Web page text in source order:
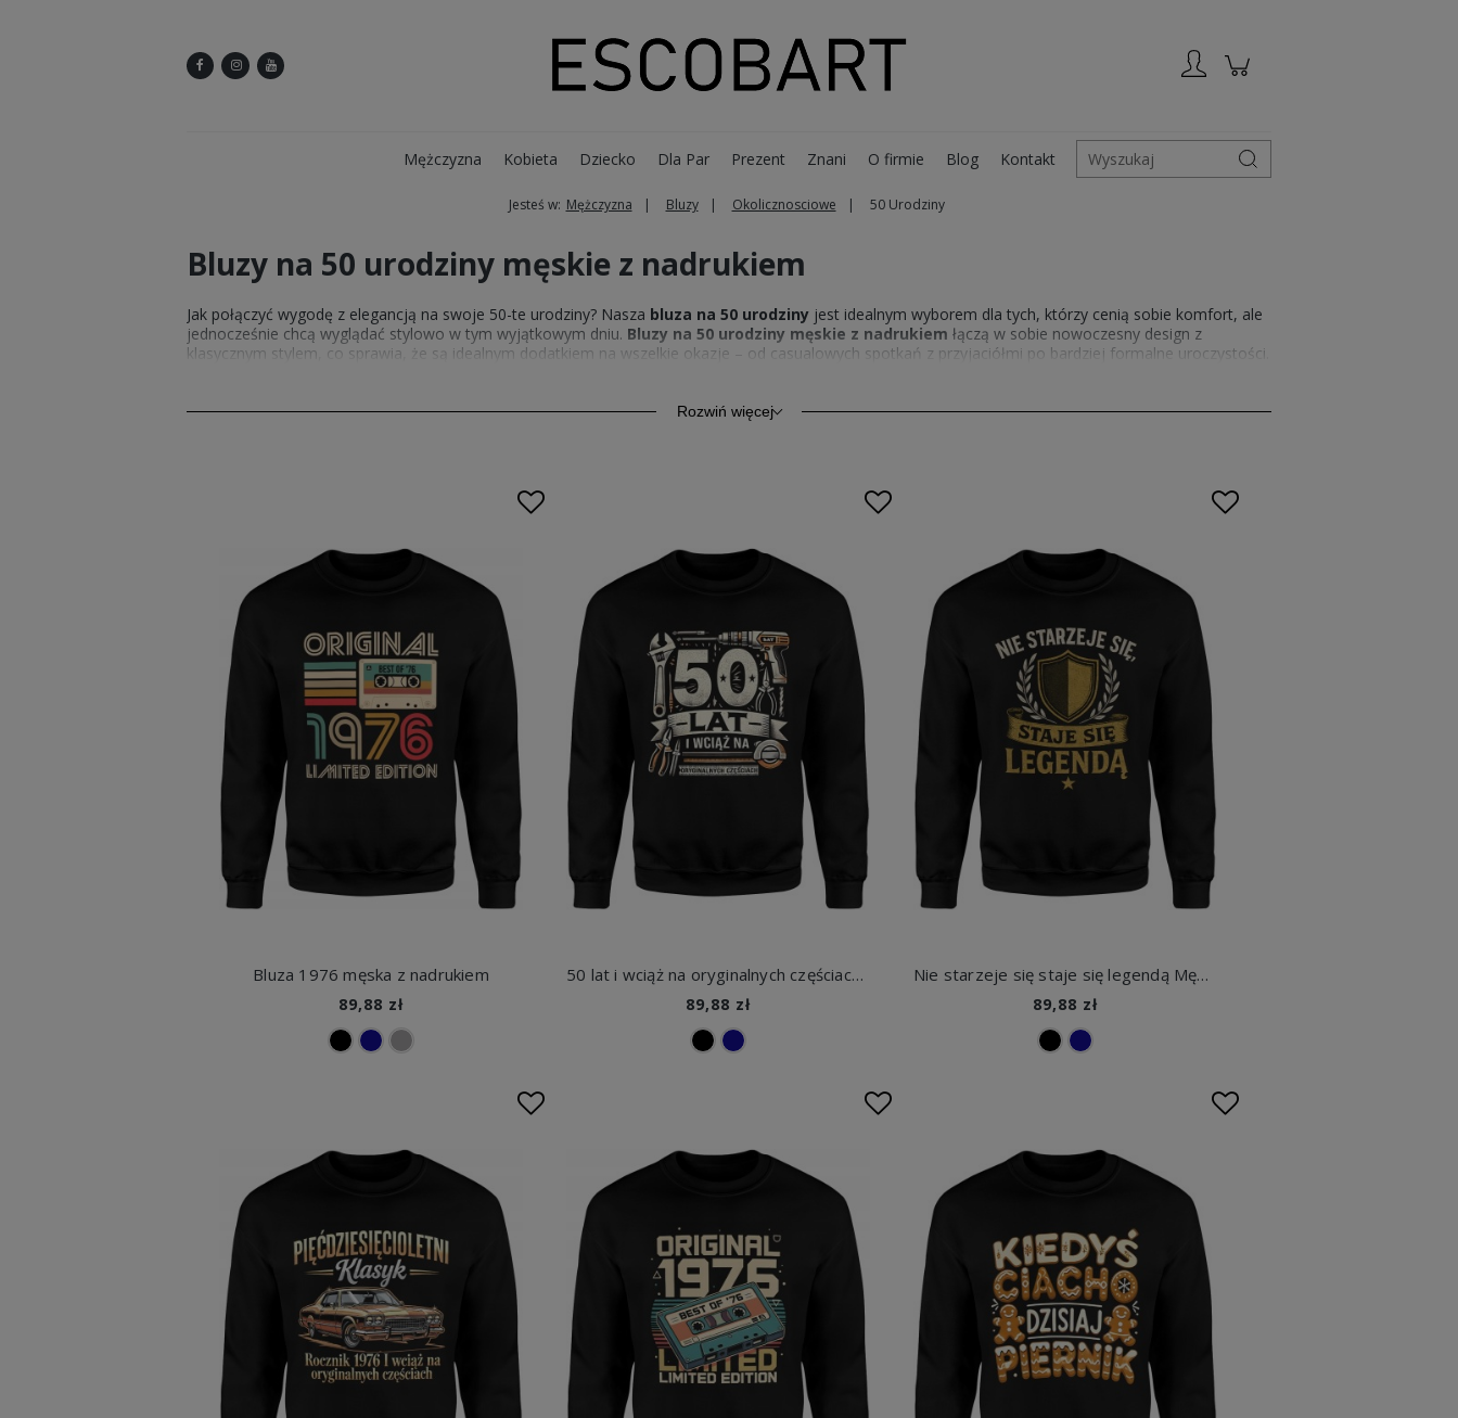
Mężczyzna Kobieta Dziecko Dla Par Prezent Znani O firmie Blog Kontakt Wyszukaj
Jesteś w: Mężczyzna Bluzy Okolicznosciowe 50 Urodziny
Bluzy na 50 urodziny męskie z nadrukiem
Jak połączyć wygodę z elegancją na swoje 50-te urodziny? Nasza bluza na 50 urodziny jest idealnym wyborem dla tych, którzy cenią sobie komfort, ale
jednocześnie chcą wyglądać stylowo w tym wyjątkowym dniu. Bluzy na 50 urodziny męskie z nadrukiem łączą w sobie nowoczesny design z
klasycznym stylem, co sprawia, że są idealnym dodatkiem na wszelkie okazje – od casualowych spotkań z przyjaciółmi po bardziej formalne uroczystości.
Rozwiń więcej
Bluza 1976 męska z nadrukiem
89,88 zł
50 lat i wciąż na oryginalnych częściach bluza męska z nadrukiem
89,88 zł
Nie starzeje się staje się legendą Męska bluza
89,88 zł